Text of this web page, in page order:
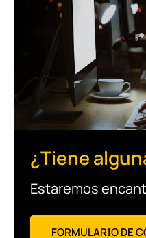
¿Tiene
Estaremos
FORMULARIO DE